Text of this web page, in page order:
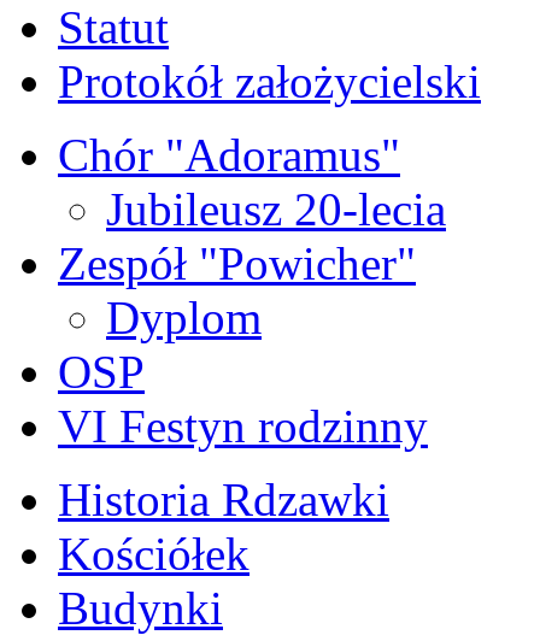
Statut
Protokół założycielski
Chór "Adoramus"
Jubileusz 20-lecia
Zespół "Powicher"
Dyplom
OSP
VI Festyn rodzinny
Historia Rdzawki
Kościółek
Budynki